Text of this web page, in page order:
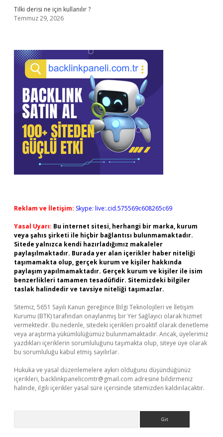
Tilki derisi ne için kullanılır ?
Temmuz 29, 2026
Reklam ve İletişim: Skype: live:.cid.575569c608265c69
Yasal Uyarı: Bu internet sitesi, herhangi bir marka, kurum
veya şahıs şirketi ile hiçbir bağlantısı bulunmamaktadır.
Sitede yalnızca kendi hazırladığımız makaleler
paylaşılmaktadır. Burada yer alan içerikler haber niteliği
taşımamakta olup, gerçek kurum ve kişiler hakkında
paylaşım yapılmamaktadır. Gerçek kurum ve kişiler ile isim
benzerlikleri tamamen tesadüfidir. Sitemizdeki bilgiler
taslak halindedir ve tavsiye niteliği taşımazlar.
Sitemiz, 5651 Sayılı Kanun gereğince Bilgi Teknolojileri ve İletişim
Kurumu (BTK) tarafından onaylanmış bir Yer Sağlayıcı olarak hizmet
vermektedir. Bu nedenle, sitedeki içerikleri proaktif olarak denetleme
veya araştırma yükümlülüğümüz bulunmamaktadır. Ancak, üyelerimiz
yazdıkları içeriklerin sorumluluğunu taşımakta olup, siteye üye olarak
bu sorumluluğu kabul etmiş sayılırlar.
Hukuka ve yasal düzenlemelere aykırı olduğunu düşündüğünüz
içerikleri, backlinkpanelicomtr@gmail.com adresine bildirmeniz
halinde, ilgili içerikler yasal süre içerisinde sitemizden kaldırılacaktır.